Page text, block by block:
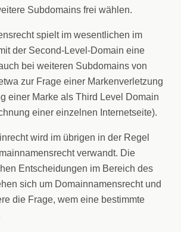
Subdomains frei wählen.
spielt im wesentlichen im
der Second-Level-Domain eine
bei weiteren Subdomains von
zur Frage einer Markenverletzung
einer Marke als Third Level Domain
einer einzelnen Internetseite).
wird im übrigen in der Regel
verwandt. Die
Entscheidungen im Bereich des
sich um Domainnamensrecht und
die Frage, wem eine bestimmte